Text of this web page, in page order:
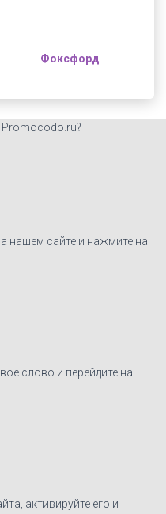
Фоксфорд
нашем сайте и нажмите на
слово и перейдите на
активируйте его и